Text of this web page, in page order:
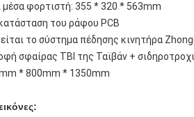
μέσα φορτιστή: 355 * 320 * 563mm
του ράφου PCB
το σύστημα πέδησης κινητήρα
σφαίρας TBI της Ταϊβάν +
* 800mm * 1350mm